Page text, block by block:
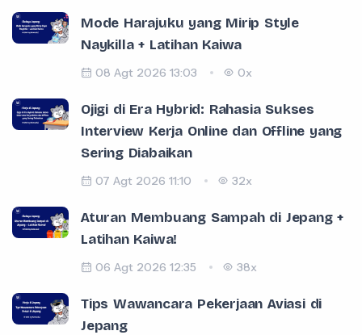
Mode Harajuku yang Mirip Style
Naykilla + Latihan Kaiwa
08 Agt 2026 13:03 0x
Ojigi di Era Hybrid: Rahasia Sukses
Interview Kerja Online dan Offline yang
Sering Diabaikan
07 Agt 2026 11:10 32x
Aturan Membuang Sampah di Jepang +
Latihan Kaiwa!
06 Agt 2026 12:35 38x
Tips Wawancara Pekerjaan Aviasi di
Jepang